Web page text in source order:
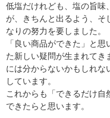
低塩だけれども、塩の旨味
が、きちんと出るよう、そ
なりの努力を要しました。
「良い商品ができた」と
た新しい疑問が生まれてき
には分からないかもしれな
しています。
これからも「できるだけ自
できたらと思います。